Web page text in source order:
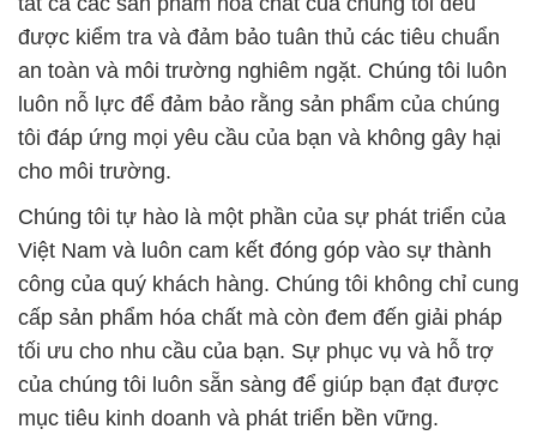
cấp sản phẩm hóa chất mà còn đem đến giải pháp
tối ưu cho nhu cầu của bạn. Sự phục vụ và hỗ trợ
của chúng tôi luôn sẵn sàng để giúp bạn đạt được
mục tiêu kinh doanh và phát triển bền vững.
Hãy liên hệ với chúng tôi ngay hôm nay để biết
thêm chi tiết về sản phẩm và dịch vụ của chúng tôi.
Chúng tôi sẽ sẵn sàng phục vụ và đem lại giải pháp
tốt nhất cho sự thành công của bạn. Công ty Hóa
chất Đắc Trường Phát cam kết đồng hành cùng bạn
trên con đường phát triển và thành công.
# Địa chỉ chuyên cung cấp › cung ứng Hạt Disodium
Tetraborate > Hàn The Dạng Hạt Pentahydrate Bao